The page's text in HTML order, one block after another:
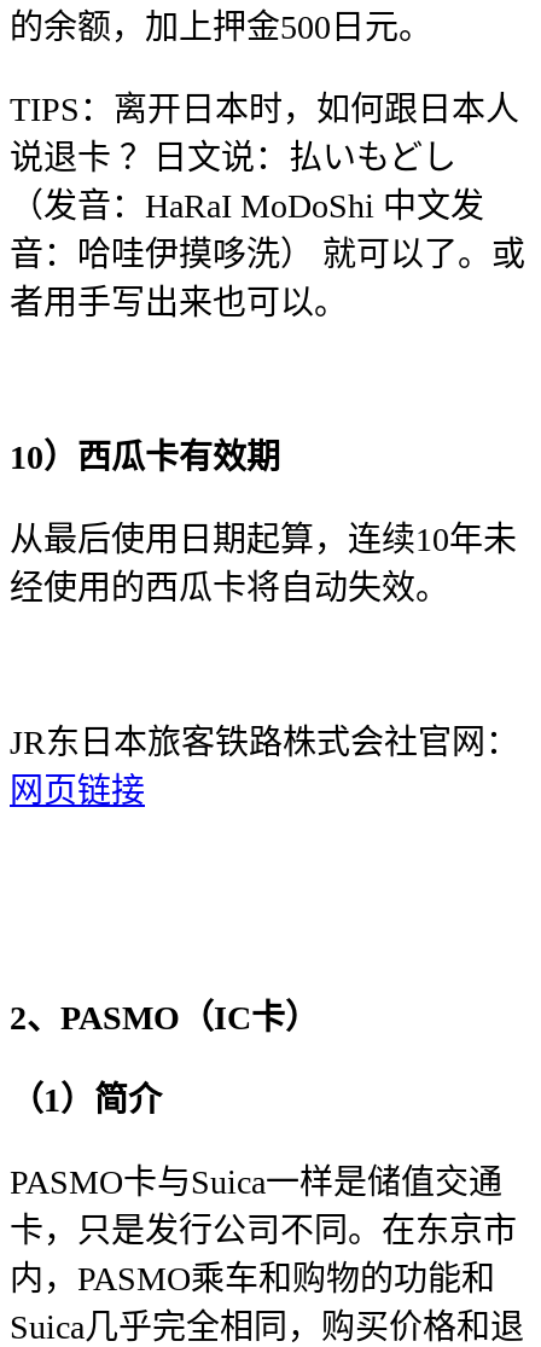
的余额，加上押金500日元。
TIPS：离开日本时，如何跟日本人
说退卡 ？日文说：払いもどし
（发音：HaRaI MoDoShi 中文发
音：哈哇伊摸哆洗） 就可以了。或
者用手写出来也可以。
10）西瓜卡有效期
从最后使用日期起算，连续10年未
经使用的西瓜卡将自动失效。
JR东日本旅客铁路株式会社官网：
网页链接
2、PASMO（IC卡）
（1）简介
PASMO卡与Suica一样是储值交通
卡，只是发行公司不同。在东京市
内，PASMO乘车和购物的功能和
Suica几乎完全相同，购买价格和退